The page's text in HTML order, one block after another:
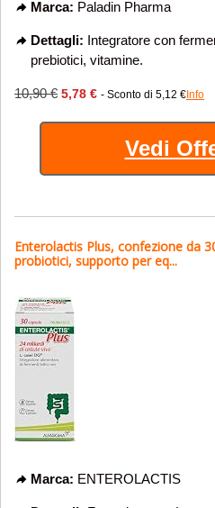
Marca: Paladin Pharma
Dettagli: Integratore con
prebiotici, vitamine.
10,90 € 5,78 € - Sconto di 5,12 € Info
Vedi
Enterolactis Plus, confezione da
probiotici, supporto per eq...
Marca: ENTEROLACTIS